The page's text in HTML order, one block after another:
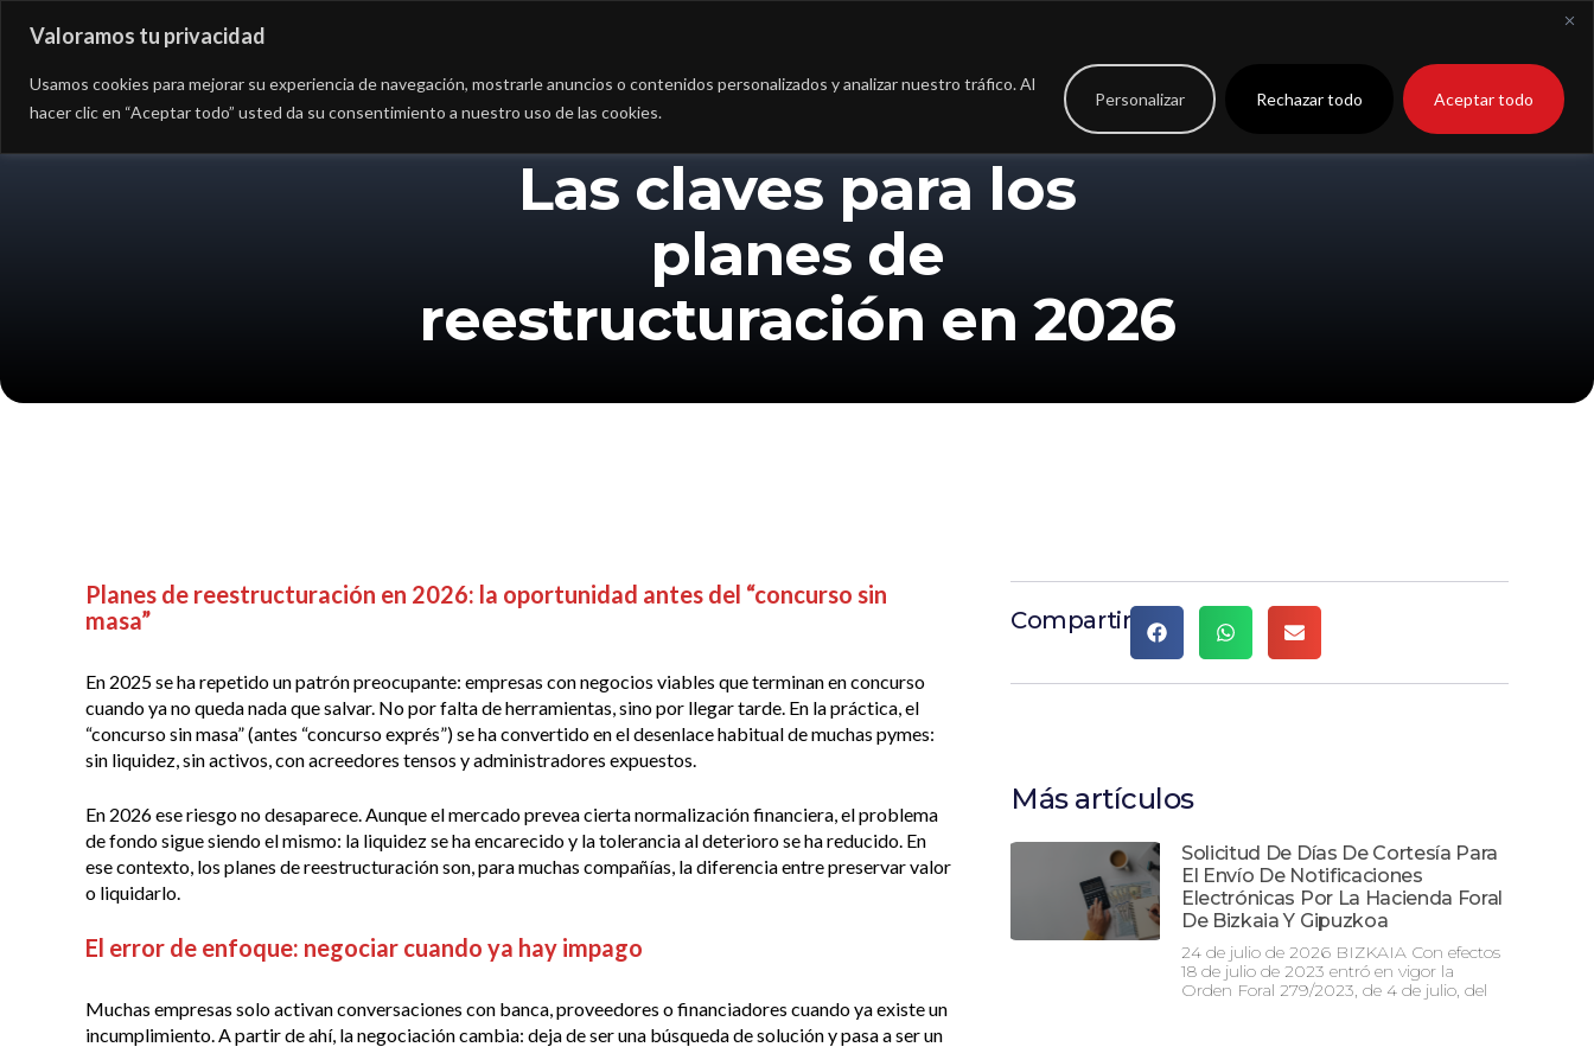
Valoramos tu privacidad
Usamos cookies para mejorar su experiencia de navegación, mostrarle anuncios o contenidos personalizados y analizar nuestro tráfico. Al
hacer clic en “Aceptar todo” usted da su consentimiento a nuestro uso de las cookies.
Personalizar Rechazar todo Aceptar todo
Las claves para los
planes de
reestructuración en 2026
Planes de reestructuración en 2026: la oportunidad antes del “concurso sin
masa”
En 2025 se ha repetido un patrón preocupante: empresas con negocios viables que terminan en concurso
cuando ya no queda nada que salvar. No por falta de herramientas, sino por llegar tarde. En la práctica, el
“concurso sin masa” (antes “concurso exprés”) se ha convertido en el desenlace habitual de muchas pymes:
sin liquidez, sin activos, con acreedores tensos y administradores expuestos.
En 2026 ese riesgo no desaparece. Aunque el mercado prevea cierta normalización financiera, el problema
de fondo sigue siendo el mismo: la liquidez se ha encarecido y la tolerancia al deterioro se ha reducido. En
ese contexto, los planes de reestructuración son, para muchas compañías, la diferencia entre preservar valor
o liquidarlo.
El error de enfoque: negociar cuando ya hay impago
Muchas empresas solo activan conversaciones con banca, proveedores o financiadores cuando ya existe un
incumplimiento. A partir de ahí, la negociación cambia: deja de ser una búsqueda de solución y pasa a ser un
Compartir
Más artículos
Solicitud De Días De Cortesía Para
El Envío De Notificaciones
Electrónicas Por La Hacienda Foral
De Bizkaia Y Gipuzkoa
24 de julio de 2026 BIZKAIA Con efectos
18 de julio de 2023 entró en vigor la
Orden Foral 279/2023, de 4 de julio, del